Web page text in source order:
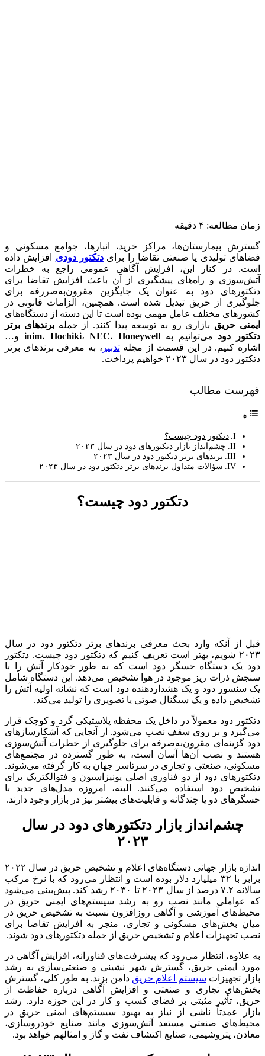
زمان مطالعه: ۴ دقیقه
گسترش بیمارستان‌ها، مراکز خرید، انبارها، جوامع مسکونی و
فضاهای تولیدی یا صنعتی تقاضا را برایدتکتور دودی افزایش داده
است. در کنار این، افزایش آگاهی عمومی راجع به خطرات
آتش‌سوزی و راه‌های پیشگیری از آن باعث افزایش تقاضا برای
دتکتورهای دود به عنوان یک جایگزین مقرون‌به‌صررفه برای
جلوگیری از حریق تبدیل شده است. همچنین، الزامات قانونی در
کشورهای مختلف عامل مهمی بوده است تا این دسته از دستگاه‌های
ایمنی حریق بازاری رو به توسعه پیدا کنند. از جملهبرندهای برتر
دتکتور دود می‌توانیم به inim، Hochiki،NEC، Honeywell
و…
اشاره کنیم. در این قسمت از مجلهتدبیر ، به معرفی برندهای برتر
دتکتور دود در سال ۲۰۲۳ خواهیم پرداخت.
فهرست مطالب
دتکتور دود چیست؟
چشم‌انداز بازار دتکتورهای دود در سال ۲۰۲۳
برندهای برتر دتکتور دود در سال ۲۰۲۳
سؤالات متداول برندهای برتر دتکتور دود در سال ۲۰۲۳
دتکتور دود چیست؟
قبل از آنکه وارد بحث معرفی برندهای برتر دتکتور دود در سال
۲۰۲۳ شویم، بهتر است تعریف کنیم که دتکتور دود چیست. دتکتور
دود یک دستگاه حسگر دود است که به طور خودکار آتش را با
سنجش ذرات ریز موجود در هوا تشخیص می‌دهد. این دستگاه شامل
یک سنسور دود و یک هشداردهنده دود است که نشانه اولیه آتش را
تشخیص داده و یک سیگنال صوتی یا تصویری را تولید می‌کند.
دتکتور دود معمولاً در داخل یک محفظه پلاستیکی گرد و کوچک قرار
می‌گیرد و بر روی سقف نصب می‌شود. از آنجایی که آشکارسازهای
دود گزینه‌ای مقرون‌به‌صرفه برای جلوگیری از خطرات آتش‌سوزی
هستند و نصب آن‌ها آسان است، به طور گسترده در مجتمع‌های
مسکونی، صنعتی و تجاری در سرتاسر جهان به کار گرفته می‌شوند.
دتکتورهای دود از دو فناوری اصلی یونیزاسیون و فتوالکتریک برای
تشخیص دود استفاده می‌کنند. البته، امروزه مدل‌های جدید با
حسگرهای دو یا چندگانه و قابلیت‌های بیشتر نیز در بازار وجود دارند.
چشم‌انداز بازار دتکتورهای دود در سال
۲۰۲۳
اندازه بازار جهانی دستگاه‌های اعلام و تشخیص حریق در سال ۲۰۲۲
برابر با ۳۲ میلیارد دلار بوده است و انتظار می‌رود که با نرخ مرکب
سالانه ۷.۲ درصد از سال ۲۰۲۳ تا ۲۰۳۰ رشد کند. پیش‌بینی می‌شود
که عواملی مانند نصب رو به رشد سیستم‌های ایمنی حریق در
محیط‌های آموزشی و آگاهی روزافزون نسبت به تشخیص حریق در
میان بخش‌های مسکونی و تجاری، منجر به افزایش تقاضا برای
نصب تجهیزات اعلام و تشخیص حریق از جمله دتکتورهای دود شوند.
به علاوه، انتظار می‌رود که پیشرفت‌های فناورانه، افزایش آگاهی در
مورد ایمنی حریق، گسترش شهر نشینی و صنعتی‌سازی به رشد
بازار تجهیزات سیستم اعلام حریق دامن بزند. به طور کلی، گسترش
بخش‌های تجاری و صنعتی و افزایش آگاهی درباره حفاظت از
حریق، تأثیر مثبتی بر فضای کسب و کار در این حوزه دارد. رشد
بازار عمدتاً ناشی از نیاز به بهبود سیستم‌های ایمنی حریق در
محیط‌های صنعتی مستعد آتش‌سوزی مانند صنایع خودروسازی،
معادن، پتروشیمی، صنایع اکتشاف نفت و گاز و امثالهم خواهد بود.